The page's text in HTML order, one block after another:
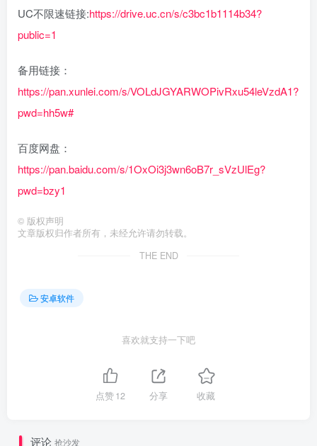
UC不限速链接:https://drive.uc.cn/s/c3bc1b1114b34?
public=1
备用链接：
https://pan.xunlei.com/s/VOLdJGYARWOPivRxu54leVzdA1?
pwd=hh5w#
百度网盘：
https://pan.baidu.com/s/1OxOi3j3wn6oB7r_sVzUlEg?
pwd=bzy1
© 版权声明
文章版权归作者所有，未经允许请勿转载。
THE END
安卓软件
喜欢就支持一下吧
点赞12 分享 收藏
评论 抢沙发